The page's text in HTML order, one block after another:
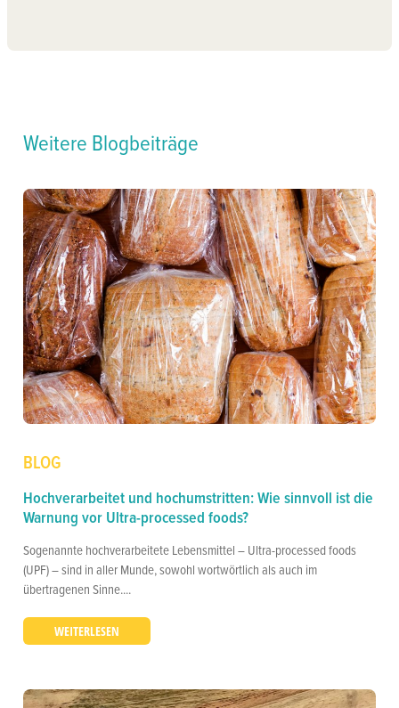
Weitere Blogbeiträge
BLOG
Hochverarbeitet und hochumstritten: Wie sinnvoll ist die
Warnung vor Ultra-processed foods?
Sogenannte hochverarbeitete Lebensmittel – Ultra-processed foods
(UPF) – sind in aller Munde, sowohl wortwörtlich als auch im
übertragenen Sinne....
WEITERLESEN